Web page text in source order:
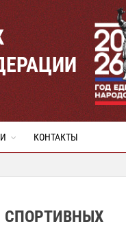
КОНТАКТЫ
СПОРТИВНЫХ